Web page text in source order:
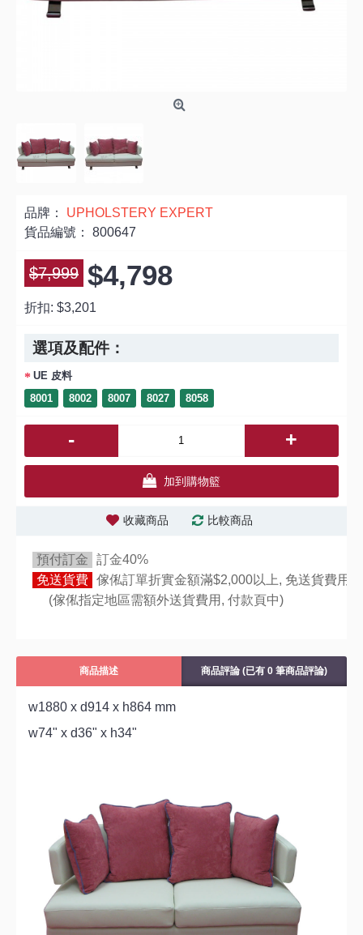
品牌： UPHOLSTERY EXPERT
貨品編號： 800647
$7,999 $4,798
折扣: $3,201
選項及配件：
UE 皮料
8001
8002 8007 8027 8058
- +
加到購物籃
收藏商品 比較商品
預付訂金
訂金40%
免送貨費 傢俬訂單折實金額滿$2,000以上, 免送貨費用,
(傢俬指定地區需額外送貨費用, 付款頁中)
商品描述 商品評論 (已有 0 筆商品評論)
w1880 x d914 x h864 mm
w74" x d36" x h34"